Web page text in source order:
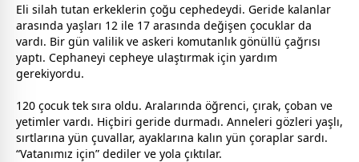
Eli silah tutan erkeklerin çoğu cephedeydi. Geride kalanlar
arasında yaşları 12 ile 17 arasında değişen çocuklar da
vardı. Bir gün valilik ve askeri komutanlık gönüllü çağrısı
yaptı. Cephaneyi cepheye ulaştırmak için yardım
gerekiyordu.
120 çocuk tek sıra oldu. Aralarında öğrenci, çırak, çoban ve
yetimler vardı. Hiçbiri geride durmadı. Anneleri gözleri yaşlı,
sırtlarına yün çuvallar, ayaklarına kalın yün çoraplar sardı.
“Vatanımız için” dediler ve yola çıktılar.